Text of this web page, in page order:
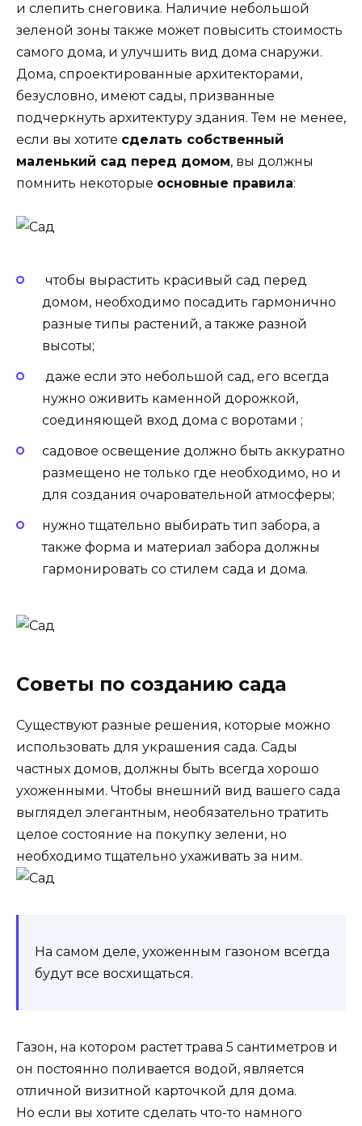
и слепить снеговика. Наличие небольшой
зеленой зоны также может повысить стоимость
самого дома, и улучшить вид дома снаружи.
Дома, спроектированные архитекторами,
безусловно, имеют сады, призванные
подчеркнуть архитектуру здания. Тем не менее,
если вы хотите сделать собственный
маленький сад перед домом, вы должны
помнить некоторые основные правила:
чтобы вырастить красивый сад перед
домом, необходимо посадить гармонично
разныетипы растений, а также разной
высоты;
даже если это небольшой сад, его всегда
нужно оживить каменной дорожкой,
соединяющей вход дома с воротами ;
садовое освещение должно быть аккуратно
размещено не только где необходимо, но и
для создания очаровательной атмосферы;
нужно тщательно выбирать тип забора, а
также форма и материал забора должны
гармонировать со стилем сада и дома.
Советы по созданию сада
Существуют разные решения, которые можно
использовать для украшения сада. Сады
частных домов, должны быть всегда хорошо
ухоженными. Чтобы внешний вид вашего сада
выглядел элегантным, необязательно тратить
целое состояние на покупку зелени, но
необходимо тщательно ухаживать за ним.
На самом деле, ухоженным газоном всегда
будут все восхищаться.
Газон, на котором растет трава 5 сантиметров и
он постоянно поливается водой, является
отличной визитной карточкой для дома.
Но если вы хотите сделать что-то намного